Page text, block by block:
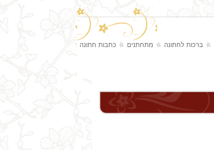
ברכות לחתונה מתחתנים
כתבות חתונה